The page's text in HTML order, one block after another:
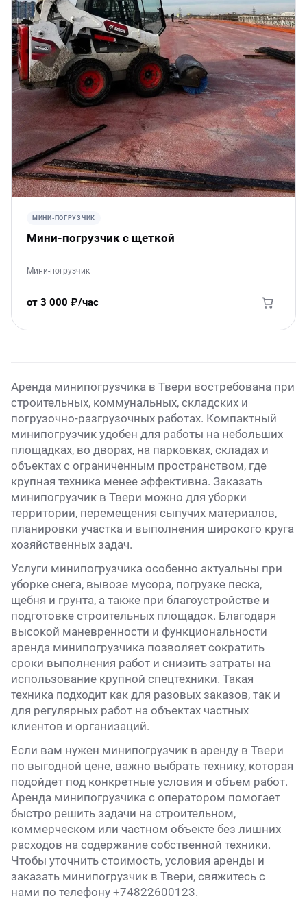
МИНИ-ПОГРУЗЧИК
Мини-погрузчик с щеткой
Мини-погрузчик
от 3 000 ₽/час
Аренда минипогрузчика в Твери востребована при
строительных, коммунальных, складских и
погрузочно-разгрузочных работах. Компактный
минипогрузчик удобен для работы на небольших
площадках, во дворах, на парковках, складах и
объектах с ограниченным пространством, где
крупная техника менее эффективна. Заказать
минипогрузчик в Твери можно для уборки
территории, перемещения сыпучих материалов,
планировки участка и выполнения широкого круга
хозяйственных задач.
Услуги минипогрузчика особенно актуальны при
уборке снега, вывозе мусора, погрузке песка,
щебня и грунта, а также при благоустройстве и
подготовке строительных площадок. Благодаря
высокой маневренности и функциональности
аренда минипогрузчика позволяет сократить
сроки выполнения работ и снизить затраты на
использование крупной спецтехники. Такая
техника подходит как для разовых заказов, так и
для регулярных работ на объектах частных
клиентов и организаций.
Если вам нужен минипогрузчик в аренду в Твери
по выгодной цене, важно выбрать технику, которая
подойдет под конкретные условия и объем работ.
Аренда минипогрузчика с оператором помогает
быстро решить задачи на строительном,
коммерческом или частном объекте без лишних
расходов на содержание собственной техники.
Чтобы уточнить стоимость, условия аренды и
заказать минипогрузчик в Твери, свяжитесь с
нами по телефону +74822600123.